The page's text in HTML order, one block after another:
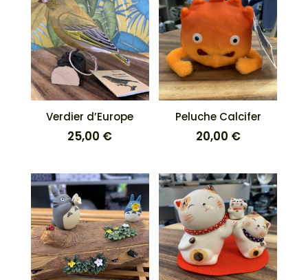
Verdier d’Europe
25,00 €
Peluche Calcifer
20,00 €